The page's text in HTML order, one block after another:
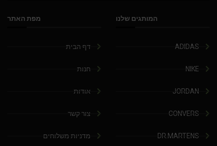
המותגים שלנו
ADIDAS
NIKE
JORDAN
CONVERS
DR.MARTENS
מפת האתר
דף הבית
חנות
אודות
צור קשר
מדניות משלוחים